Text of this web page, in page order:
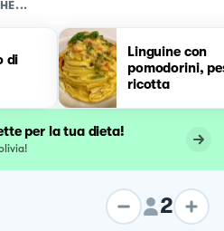
di
Linguine con
pomodorini,
ricotta
per la tua dieta!
2